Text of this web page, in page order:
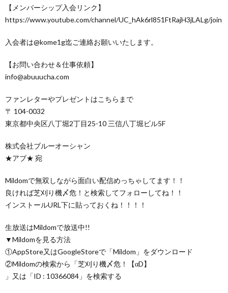
【メンバーシップ入会リンク】
https://www.youtube.com/channel/UC_hAk6rl851FtRajH3jLALg/join
入会者は@kome1g迄ご連絡お願いいたします。
【お問い合わせ＆仕事依頼】
info@abuuucha.com
ファンレターやプレゼントはこちらまで
〒 104-0032
東京都中央区八丁堀2丁目25-10 三信八丁堀ビル5F
株式会社ブルーオーシャン
★アブ★ 宛
Mildomで無双しながら面白い配信めっちゃしてます！！
良ければ芝刈り機〆危！と検索してフォローしてね！！
インストールURL下に貼っておくね！！！！
生放送はMildomで放送中!!
▼Mildomを見る方法
①AppStore又はGoogleStoreで「Mildom」をダウンロード
②Mildomの検索から「芝刈り機〆危！【αD】
」又は「ID : 10366084」を検索する